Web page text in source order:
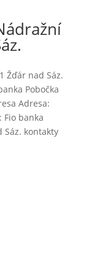
Žďár nad Sáz.
Pobočka
Adresa:
Fio banka
Sáz. kontakty